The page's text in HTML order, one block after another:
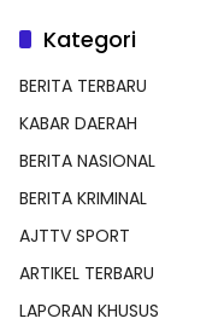
Kategori
BERITA TERBARU
KABAR DAERAH
BERITA NASIONAL
BERITA KRIMINAL
AJTTV SPORT
ARTIKEL TERBARU
LAPORAN KHUSUS